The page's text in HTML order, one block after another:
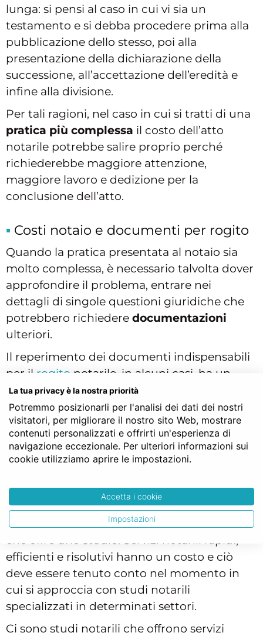
lunga: si pensi al caso in cui vi sia un
testamento e si debba procedere prima alla
pubblicazione dello stesso, poi alla
presentazione della dichiarazione della
successione, all’accettazione dell’eredità e
infine alla divisione.
Per tali ragioni, nel caso in cui si tratti di una
pratica più complessa il costo dell’atto
notarile potrebbe salire proprio perché
richiederebbe maggiore attenzione,
maggiore lavoro e dedizione per la
conclusione dell’atto.
Costi notaio e documenti per rogito
Quando la pratica presentata al notaio sia
molto complessa, è necessario talvolta dover
approfondire il problema, entrare nei
dettagli di singole questioni giuridiche che
potrebbero richiedere documentazioni
ulteriori.
Il reperimento dei documenti indispensabili
per il rogito notarile, in alcuni casi, ha un
costo: al di là dei costi legati ai controlli del
notaio come la visura catastale, quella
ipotecaria, possono essere necessarie anche
altre documentazioni.
Costo notaio e servizi notarili
Il costo della pratica presentata al notaio può
essere influenzato anche daiservizi notarili
che offre uno studio. Servizi notarili rapidi,
efficienti e risolutivi hanno un costo e ciò
deve essere tenuto conto nel momento in
cui si approccia con studi notarili
specializzati in determinati settori.
Ci sono studi notarili che offrono servizi
La tua privacy è la nostra priorità
Potremmo posizionarli per l'analisi dei dati dei nostri
visitatori, per migliorare il nostro sito Web, mostrare
contenuti personalizzati e offrirti un'esperienza di
navigazione eccezionale. Per ulteriori informazioni sui
cookie utilizziamo aprire le impostazioni.
Accetta i cookie
Impostazioni